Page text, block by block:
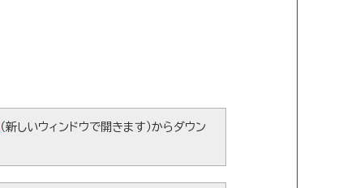
（新しいウィンドウで開きます）からダウン